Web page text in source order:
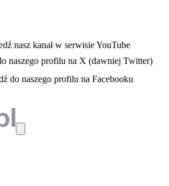
się w nowej karcie
nasz kanał w serwisie YouTube
karcie
naszego profilu na X (dawniej Twitter)
się w nowej karcie
do naszego profilu na Facebooku